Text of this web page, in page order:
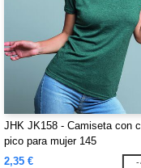
JHK JK158 - Camiseta con
pico para mujer 145
2,35 €
-